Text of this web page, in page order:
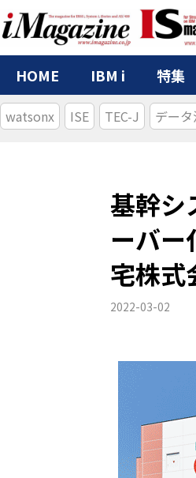
HOME IBM i 特集
watsonx ISE TEC-J デー
基幹シ
ーバー
宅株式
2022-03-02